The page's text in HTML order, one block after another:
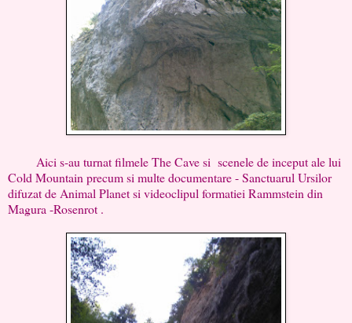
Aici s-au turnat filmele The Cave si scenele de inceput ale lui
Cold Mountain precum si multe documentare - Sanctuarul Ursilor
difuzat de Animal Planet si videoclipul formatiei Rammstein din
Magura -Rosenrot .